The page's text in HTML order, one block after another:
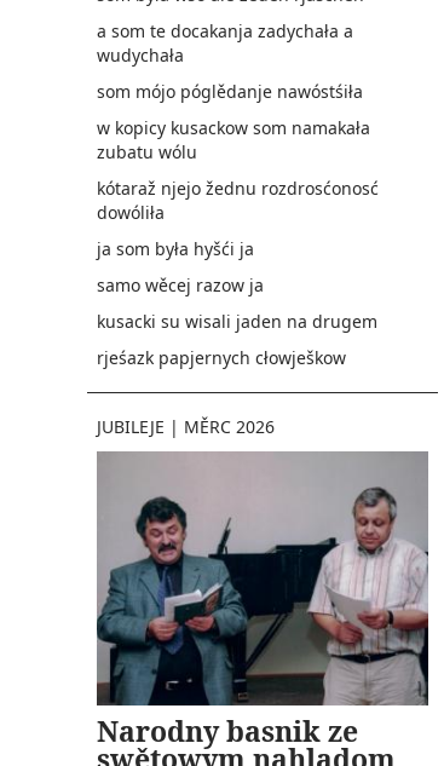
a som te docakanja zadychała a
wudychała
som mójo póglědanje nawóstśiła
w kopicy kusackow som namakała
zubatu wólu
kótaraž njejo žednu rozdrosćonosć
dowóliła
ja som była hyšći ja
samo wěcej razow ja
kusacki su wisali jaden na drugem
rjeśazk papjernych cłowješkow
JUBILEJE | MĚRC 2026
Narodny basnik ze